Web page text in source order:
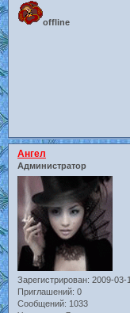
offline
Ангел
Администратор
Зарегистрирован: 2009-03-
Приглашений: 0
Сообщений: 1033